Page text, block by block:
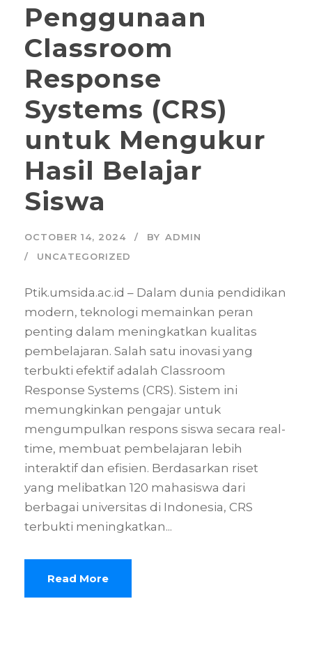
Penggunaan
Classroom
Response
Systems (CRS)
untuk Mengukur
Hasil Belajar
Siswa
OCTOBER 14, 2024 BY ADMIN
UNCATEGORIZED
Ptik.umsida.ac.id – Dalam dunia pendidikan
modern, teknologi memainkan peran
penting dalam meningkatkan kualitas
pembelajaran. Salah satu inovasi yang
terbukti efektif adalah Classroom
Response Systems (CRS). Sistem ini
memungkinkan pengajar untuk
mengumpulkan respons siswa secara real-
time, membuat pembelajaran lebih
interaktif dan efisien. Berdasarkan riset
yang melibatkan 120 mahasiswa dari
berbagai universitas di Indonesia, CRS
terbukti meningkatkan...
Read More